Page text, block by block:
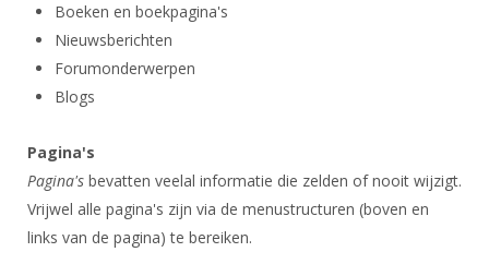
Boeken en boekpagina's
Nieuwsberichten
Forumonderwerpen
Blogs
Pagina's
Pagina's bevatten veelal informatie die zelden of nooit wijzigt.
Vrijwel alle pagina's zijn via de menustructuren (boven en
links van de pagina) te bereiken.